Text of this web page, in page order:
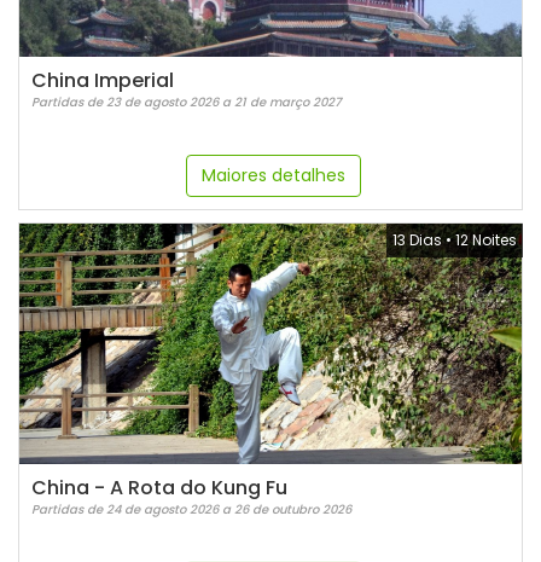
China Imperial
Partidas de 23 de agosto 2026 a 21 de março 2027
Maiores detalhes
13 Dias •12 Noites
China - A Rota do Kung Fu
Partidas de 24 de agosto 2026 a 26 de outubro 2026